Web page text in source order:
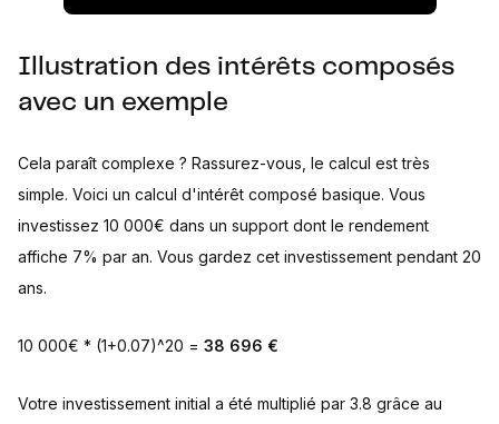
Illustration des intérêts composés
avec un exemple
Cela paraît complexe ? Rassurez-vous, le calcul est très
simple. Voici un calcul d'intérêt composé basique. Vous
investissez 10 000€ dans un support dont le rendement
affiche 7% par an. Vous gardez cet investissement pendant 20
ans.
10 000€ * (1+0.07)^20 = 38 696 €
Votre investissement initial a été multiplié par 3.8 grâce au